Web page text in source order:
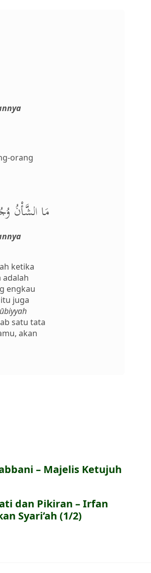
orang
مَا الشَّأْنُ
ketika
adalah
engkau
juga
satu tata
akan
– Majelis Ketujuh
dan Pikiran – Irfan
Syari’ah (1/2)